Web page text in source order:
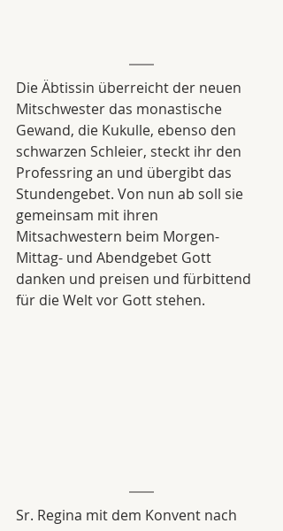
Die Äbtissin überreicht der neuen
Mitschwester das monastische
Gewand, die Kukulle, ebenso den
schwarzen Schleier, steckt ihr den
Professring an und übergibt das
Stundengebet. Von nun ab soll sie
gemeinsam mit ihren
Mitsachwestern beim Morgen-
Mittag- und Abendgebet Gott
danken und preisen und fürbittend
für die Welt vor Gott stehen.
Sr. Regina mit dem Konvent nach